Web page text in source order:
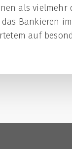
als
Bankieren
auf